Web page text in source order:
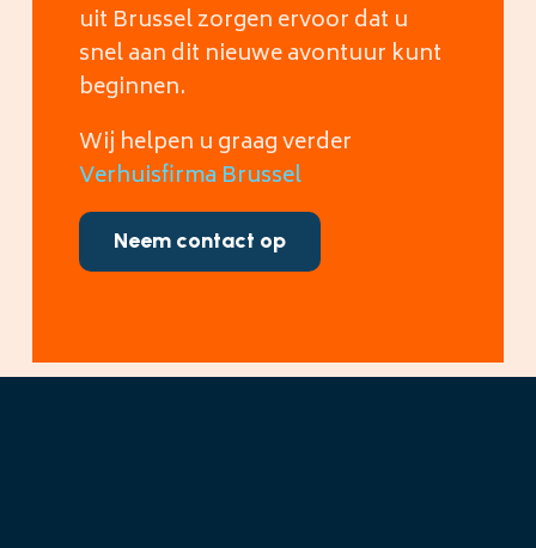
uit Brussel zorgen ervoor dat u
snel aan dit nieuwe avontuur kunt
beginnen.
Wij helpen u graag verder
Verhuisfirma Brussel
Neem contact op